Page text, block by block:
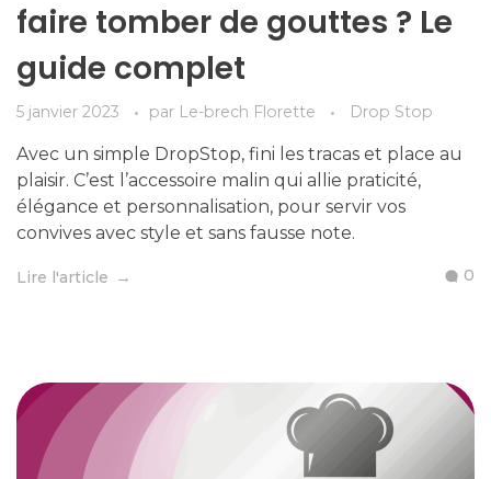
faire tomber de gouttes ? Le
guide complet
5 janvier 2023 par Le-brech Florette Drop Stop
Avec un simple DropStop, fini les tracas et place au
plaisir. C’est l’accessoire malin qui allie praticité,
élégance et personnalisation, pour servir vos
convives avec style et sans fausse note.
Lire l'article 0